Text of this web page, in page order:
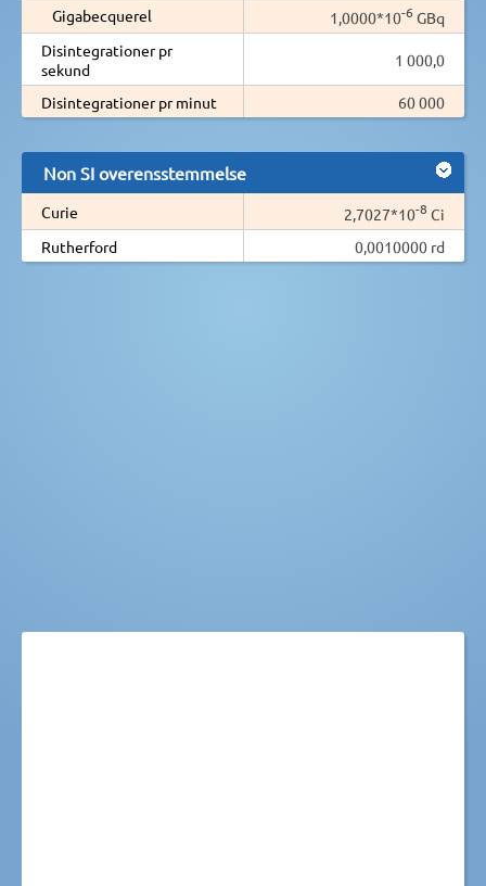
Gigabecquerel
1,0000*10-6 GBq
Disintegrationer pr
sekund
1 000,0
Disintegrationer pr minut 60 000
Non SI overensstemmelse
Curie 2,7027*10-8 Ci
Rutherford
0,0010000 rd